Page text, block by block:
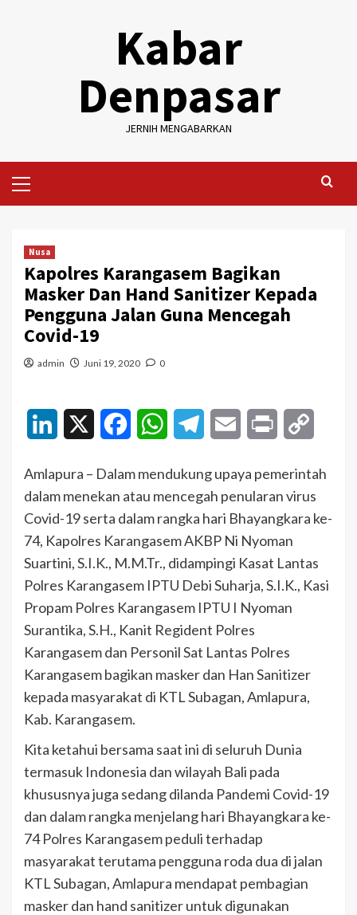
Kabar
Denpasar
JERNIH MENGABARKAN
Menu
Nusa
Kapolres Karangasem Bagikan
Masker Dan Hand Sanitizer Kepada
Pengguna Jalan Guna Mencegah
Covid-19
admin Juni 19, 2020 0
LinkedIn FacebookWhatsAppTelegramEmail Print
Amlapura – Dalam mendukung upaya pemerintah
dalam menekan atau mencegah penularan virus
Covid-19 serta dalam rangka hari Bhayangkara ke-
74, Kapolres Karangasem AKBP Ni Nyoman
Suartini, S.I.K., M.M.Tr., didampingi Kasat Lantas
Polres Karangasem IPTU Debi Suharja, S.I.K., Kasi
Propam Polres Karangasem IPTU I Nyoman
Surantika, S.H., Kanit Regident Polres
Karangasem dan Personil Sat Lantas Polres
Karangasem bagikan masker dan Han Sanitizer
kepada masyarakat di KTL Subagan, Amlapura,
Kab. Karangasem.
Kita ketahui bersama saat ini di seluruh Dunia
termasuk Indonesia dan wilayah Bali pada
khususnya juga sedang dilanda Pandemi Covid-19
dan dalam rangka menjelang hari Bhayangkara ke-
74 Polres Karangasem peduli terhadap
masyarakat terutama pengguna roda dua di jalan
KTL Subagan, Amlapura mendapat pembagian
masker dan hand sanitizer untuk digunakan